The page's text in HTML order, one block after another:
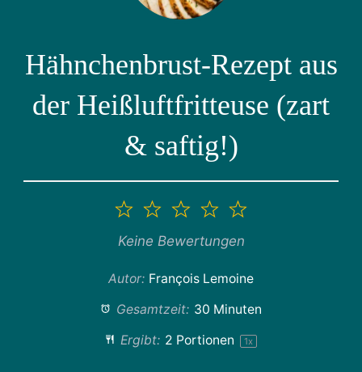
Hähnchenbrust-Rezept aus
der Heißluftfritteuse (zart
& saftig!)
5
4
Sterne
3
Sterne
2
Sterne
1
Stern
Keine Bewertungen
Autor: François Lemoine
Gesamtzeit: 30 Minuten
Ergibt: 2 Portionen 1x